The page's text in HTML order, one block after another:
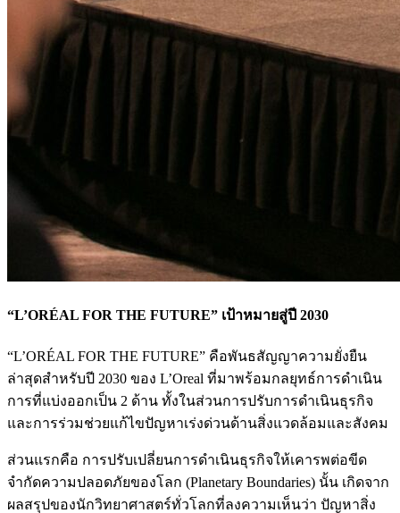
“L’ORÉAL FOR THE FUTURE” เป้าหมายสู่ปี 2030
“L’ORÉAL FOR THE FUTURE” คือพันธสัญญาความยั่งยืน
ล่าสุดสำหรับปี 2030 ของ L’Oreal ที่มาพร้อมกลยุทธ์การดำเนิน
การที่แบ่งออกเป็น 2 ด้าน ทั้งในส่วนการปรับการดำเนินธุรกิจ
และการร่วมช่วยแก้ไขปัญหาเร่งด่วนด้านสิ่งแวดล้อมและสังคม
ส่วนแรกคือ การปรับเปลี่ยนการดำเนินธุรกิจให้เคารพต่อขีด
จำกัดความปลอดภัยของโลก (Planetary Boundaries) นั้น เกิดจาก
ผลสรุปของนักวิทยาศาสตร์ทั่วโลกที่ลงความเห็นว่า ปัญหาสิ่ง